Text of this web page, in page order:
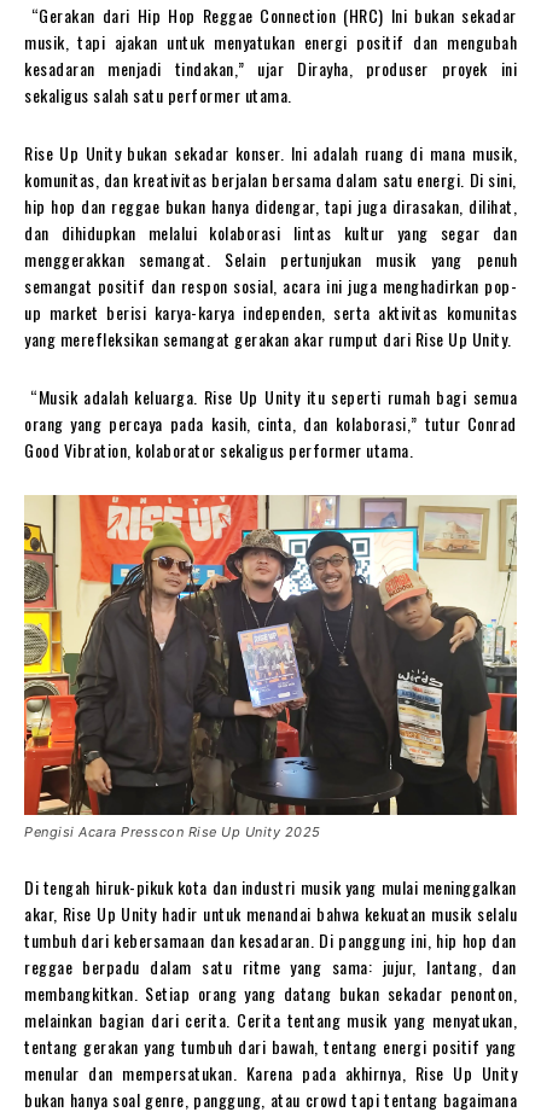
“Gerakan dari Hip Hop Reggae Connection (HRC) Ini bukan sekadar
musik, tapi ajakan untuk menyatukan energi positif dan mengubah
kesadaran menjadi tindakan,” ujar Dirayha, produser proyek ini
sekaligus salah satu performer utama.
Rise Up Unity bukan sekadar konser. Ini adalah ruang di mana musik,
komunitas, dan kreativitas berjalan bersama dalam satu energi. Di sini,
hip hop dan reggae bukan hanya didengar, tapi juga dirasakan, dilihat,
dan dihidupkan melalui kolaborasi lintas kultur yang segar dan
menggerakkan semangat. Selain pertunjukan musik yang penuh
semangat positif dan respon sosial, acara ini juga menghadirkan pop-
up market berisi karya-karya independen, serta aktivitas komunitas
yang merefleksikan semangat gerakan akar rumput dari Rise Up Unity.
“Musik adalah keluarga. Rise Up Unity itu seperti rumah bagi semua
orang yang percaya pada kasih, cinta, dan kolaborasi,” tutur Conrad
Good Vibration, kolaborator sekaligus performer utama.
Pengisi Acara Presscon Rise Up Unity 2025
Di tengah hiruk-pikuk kota dan industri musik yang mulai meninggalkan
akar, Rise Up Unity hadir untuk menandai bahwa kekuatan musik selalu
tumbuh dari kebersamaan dan kesadaran. Di panggung ini, hip hop dan
reggae berpadu dalam satu ritme yang sama: jujur, lantang, dan
membangkitkan. Setiap orang yang datang bukan sekadar penonton,
melainkan bagian dari cerita. Cerita tentang musik yang menyatukan,
tentang gerakan yang tumbuh dari bawah, tentang energi positif yang
menular dan mempersatukan. Karena pada akhirnya, Rise Up Unity
bukan hanya soal genre, panggung, atau crowd tapi tentang bagaimana